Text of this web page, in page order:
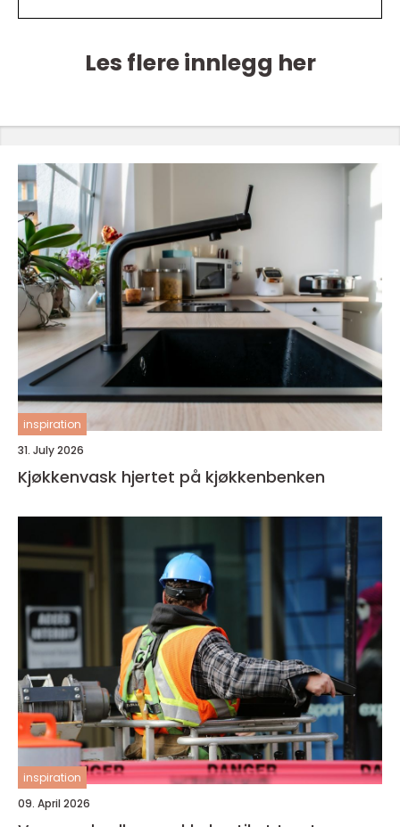
Les flere innlegg her
inspiration
31. July 2026
Kjøkkenvask hjertet på kjøkkenbenken
inspiration
09. April 2026